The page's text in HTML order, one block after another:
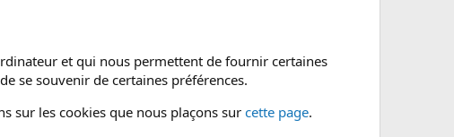
et qui nous permettent de fournir certaines
se souvenir de certaines préférences.
sur les cookies que nous plaçons sur cette page.